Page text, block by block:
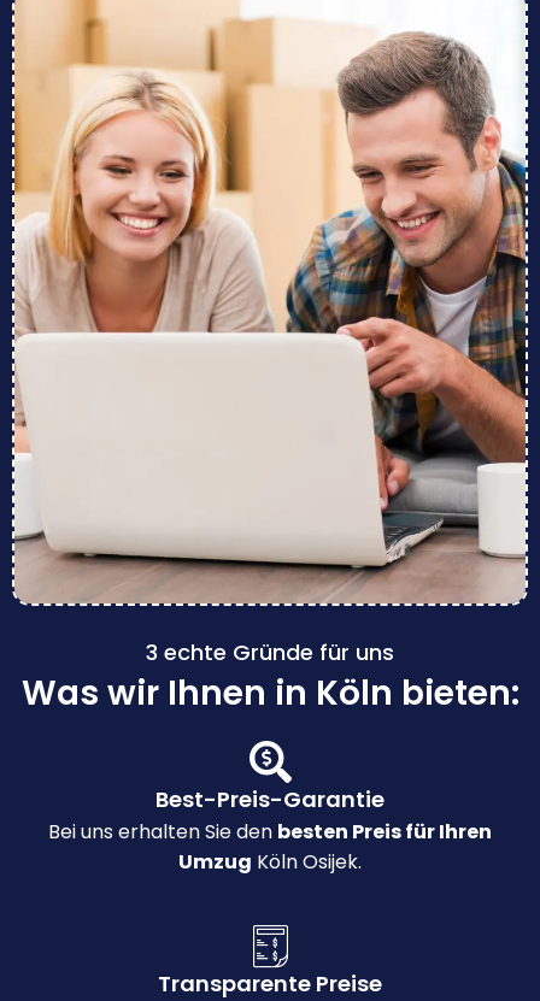
3 echte Gründe für uns
Was wir Ihnen in Köln bieten:
Best-Preis-Garantie
Bei uns erhalten Sie den besten Preis für Ihren
Umzug Köln Osijek.
Transparente Preise